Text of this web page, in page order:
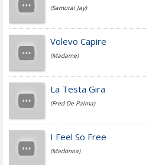
Jovanotti
Fedez
Simone Cristicchi
(Samurai Jay)
Volevo Capire
(Madame)
La Testa Gira
(Fred De Palma)
I Feel So Free
(Madonna)